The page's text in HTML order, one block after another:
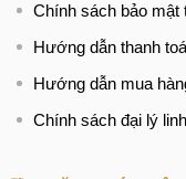
màn hình
Địa chỉ thay
Chính sách bảo mật
Hướng dẫn thanh
Hướng dẫn mua
Chính sách đại lý